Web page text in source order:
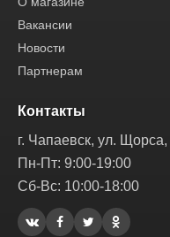
Вакансии
Новости
Партнерам
Контакты
г. Чапаевск, ул.
Пн-Пт: 9:00-19:00
Сб-Вс: 10:00-18:00